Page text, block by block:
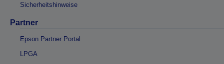
Sicherheitshinweise
Partner
Epson Partner Portal
LPGA